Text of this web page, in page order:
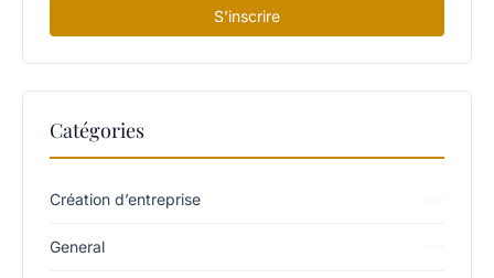
S'inscrire
Catégories
Création d’entreprise
General